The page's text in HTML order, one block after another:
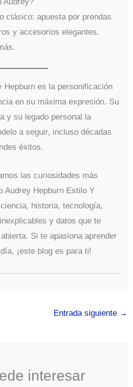
clásico: apuesta por prendas
y accesorios elegantes.
Hepburn es la personificación
en su máxima expresión. Su
y su legado personal la
a seguir, incluso décadas
éxitos.
las curiosidades más
Audrey Hepburn Estilo Y
historia, tecnología,
y datos que te
Si te apasiona aprender
¡este blog es para ti!
Entrada siguiente →
interesar